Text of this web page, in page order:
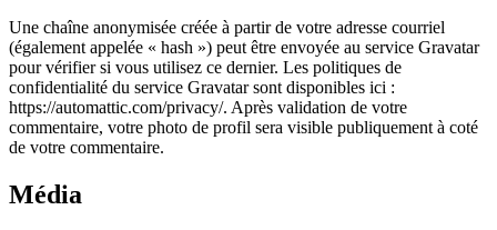
Une chaîne anonymisée créée à partir de votre adresse courriel
(également appelée « hash ») peut être envoyée au service Gravatar
pour vérifier si vous utilisez ce dernier. Les politiques de
confidentialité du service Gravatar sont disponibles ici :
https://automattic.com/privacy/. Après validation de votre
commentaire, votre photo de profil sera visible publiquement à coté
de votre commentaire.
Média